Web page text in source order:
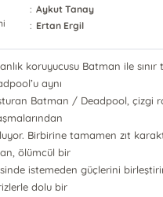
: Aykut Tanay
: Ertan Ergil
koruyucusu Batman ile
aynı
Batman / Deadpool, çizgi
Birbirine tamamen zıt
ölümcül bir
istemeden güçlerini
dolu bir